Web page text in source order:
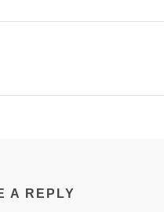
A REPLY